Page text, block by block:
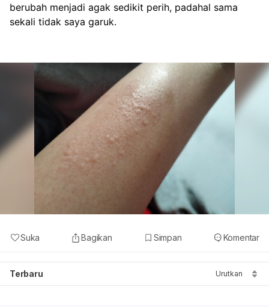
berubah menjadi agak sedikit perih, padahal sama
sekali tidak saya garuk.
Suka Bagikan Simpan Komentar
Terbaru Urutkan